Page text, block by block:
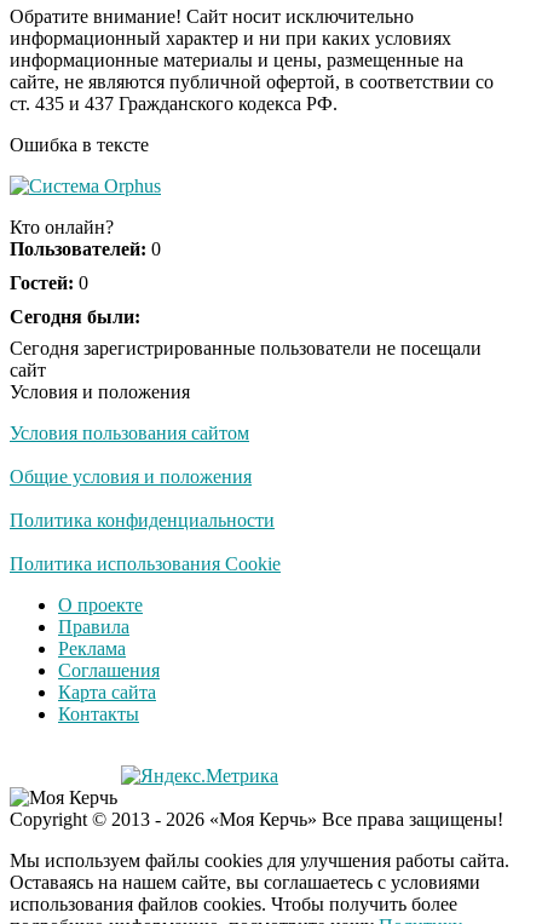
внимание, а зря!
i
Канадская гимнастка
Беззубенко
призналась, чем ее
Ролик из Омска: вы
Королева вагона
оставит равнодушным
Обратите внимание! Сайт носит исключительно
информационный характер и ни при каких условиях
информационные материалы и цены, размещенные на
сайте, не являются публичной офертой, в соответствии со
ст. 435 и 437 Гражданского кодекса РФ.
Ошибка в тексте
Кто онлайн?
Пользователей: 0
Гостей: 0
Сегодня были:
Сегодня зарегистрированные пользователи не посещали
сайт
Условия и положения
Условия пользования сайтом
Общие условия и положения
Политика конфиденциальности
Политика использования Cookie
О проекте
Правила
Реклама
Соглашения
Карта сайта
Контакты
Copyright © 2013 - 2026 «Моя Керчь» Все права защищены!
Мы используем файлы cookies для улучшения работы сайта.
Оставаясь на нашем сайте, вы соглашаетесь с условиями
использования файлов cookies. Чтобы получить более